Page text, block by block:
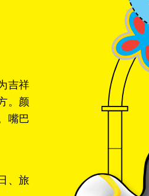
吉祥
。颜
嘴巴
、旅